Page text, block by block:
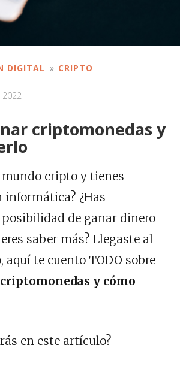
DIGITAL CRIPTO
2022
criptomonedas y
mundo cripto y tienes
¿Has
de ganar dinero
saber más? Llegaste al
te cuento TODO sobre
y cómo
en este artículo?